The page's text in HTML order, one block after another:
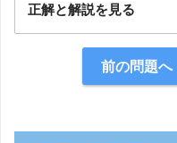
正解と解説を見る
前の問題へ